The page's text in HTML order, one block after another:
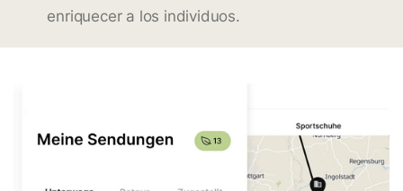
enriquecer a los individuos.